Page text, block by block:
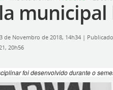
de Novembro de 2018, 14h34 |
20h56
foi desenvolvido durante o